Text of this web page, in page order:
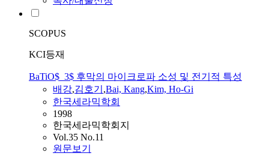
SCOPUS
KCI등재
BaTiO$_3$ 후막의 마이크로파 소성 및 전기적 특성
배강,김호기 ,Bai, Kang,Kim, Ho-Gi
한국세라믹학회
1998
한국세라믹학회지
Vol.35 No.11
원문보기